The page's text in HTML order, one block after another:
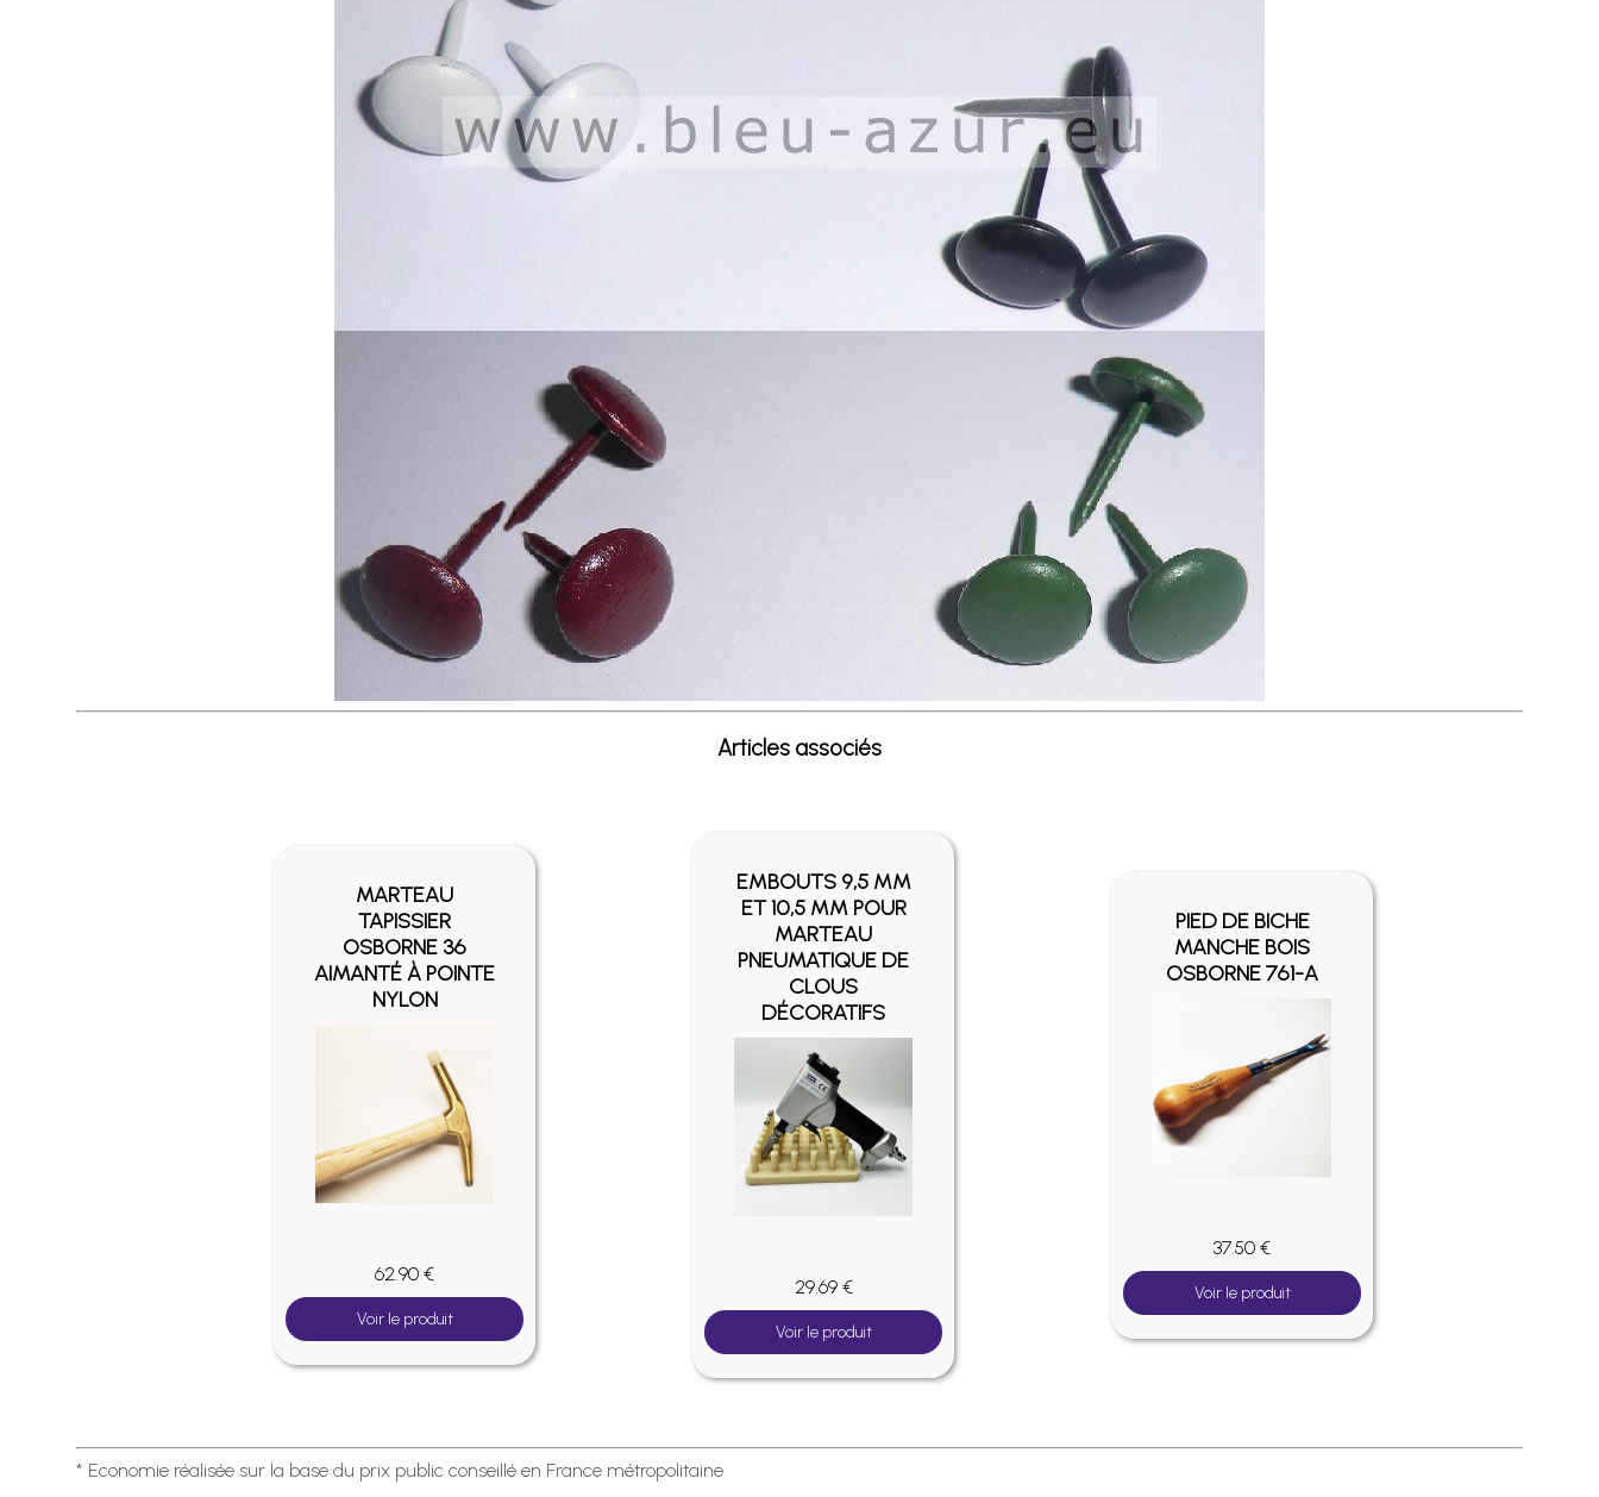
Articles associés
MARTEAU
TAPISSIER
OSBORNE 36
AIMANTÉ À POINTE
NYLON
62.90 €
Voir le produit
EMBOUTS 9,5 MM
ET 10,5 MM POUR
MARTEAU
PNEUMATIQUE DE
CLOUS
DÉCORATIFS
29.69 €
Voir le produit
PIED DE BICHE
MANCHE BOIS
OSBORNE 761-A
37.50 €
Voir le produit
* Economie réalisée sur la base du prix public conseillé en France métropolitaine